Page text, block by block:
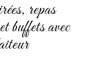
repas
buffets avec